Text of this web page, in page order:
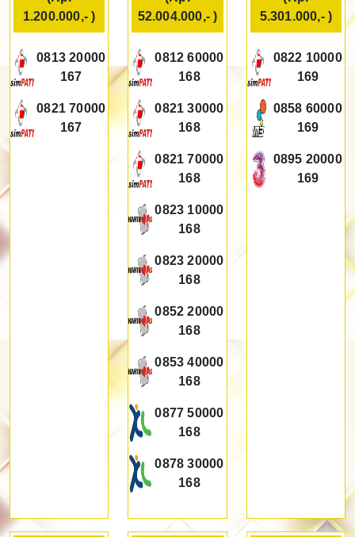
1.200.000,- )
0813 20000
167
0821 70000
167
52.004.000,- )
0812 60000
168
0821 30000
168
0821 70000
168
0823 10000
168
0823 20000
168
0852 20000
168
0853 40000
168
0877 50000
168
0878 30000
168
5.301.000,- )
0822 10000
169
0858 60000
169
0895 20000
169